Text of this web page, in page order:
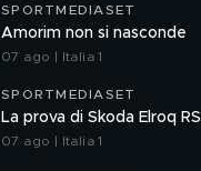
SPORTMEDIASET
Amorim non si nasconde
07 ago | Italia 1
SPORTMEDIASET
La prova di Skoda Elroq RS
07 ago | Italia 1